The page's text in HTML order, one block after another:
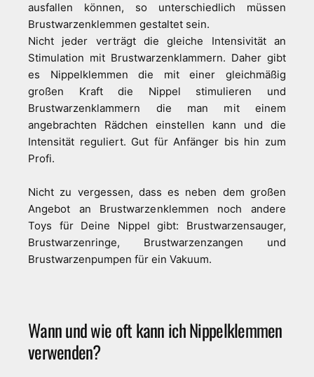
ausfallen können, so unterschiedlich müssen
Brustwarzenklemmen gestaltet sein.
Nicht jeder verträgt die gleiche Intensivität an
Stimulation mit Brustwarzenklammern. Daher gibt
es Nippelklemmen die mit einer gleichmäßig
großen Kraft die Nippel stimulieren und
Brustwarzenklammern die man mit einem
angebrachten Rädchen einstellen kann und die
Intensität reguliert. Gut für Anfänger bis hin zum
Profi.
Nicht zu vergessen, dass es neben dem großen
Angebot an Brustwarzenklemmen noch andere
Toys für Deine Nippel gibt: Brustwarzensauger,
Brustwarzenringe, Brustwarzenzangen und
Brustwarzenpumpen für ein Vakuum.
Wann und wie oft kann ich Nippelklemmen
verwenden?